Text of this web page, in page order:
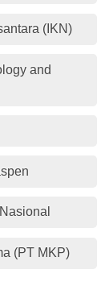
(IKN)
and
(PT MKP)